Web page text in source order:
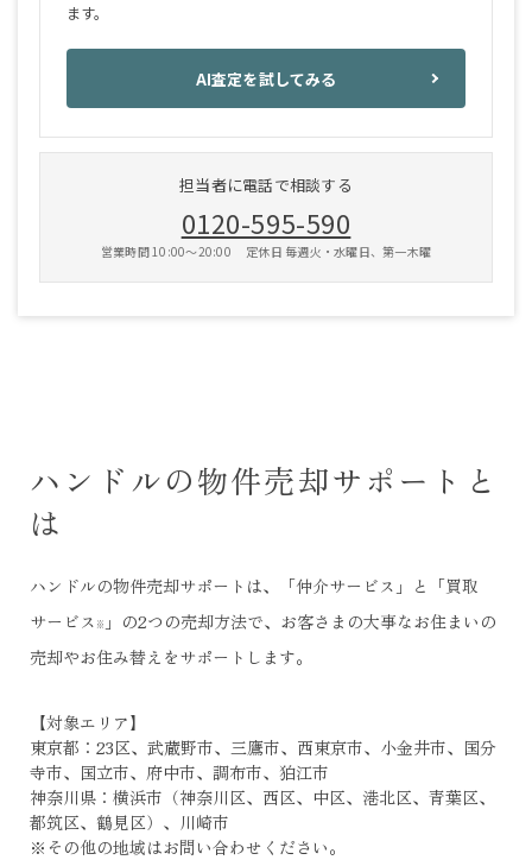
ます。
AI査定を試してみる
担当者に電話で相談する
0120-595-590
営業時間 10:00〜20:00 定休日 毎週火・水曜日、第一木曜
ハンドルの物件売却サポートと
は
ハンドルの物件売却サポートは、「仲介サービス」と「買取
サービス ※ 」の2つの売却方法で、お客さまの大事なお住まいの
売却やお住み替えをサポートします。
【対象エリア】
東京都：23区、武蔵野市、三鷹市、西東京市、小金井市、国分
寺市、国立市、府中市、調布市、狛江市
神奈川県：横浜市（神奈川区、西区、中区、港北区、青葉区、
都筑区、鶴見区）、川崎市
※その他の地域はお問い合わせください。